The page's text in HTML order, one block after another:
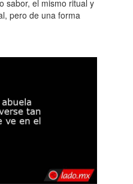
sabor, el mismo ritual y
pero de una forma